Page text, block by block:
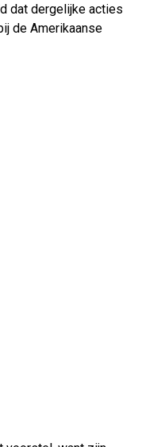
dat dergelijke acties
de Amerikaanse